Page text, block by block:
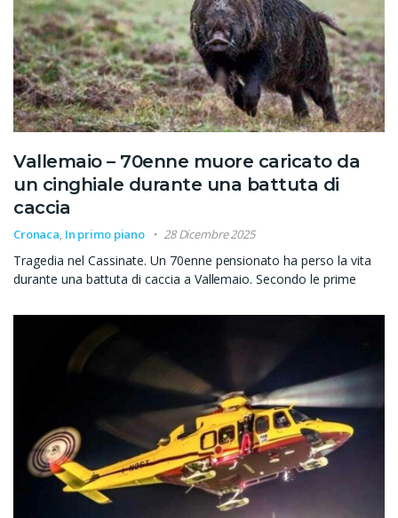
Vallemaio – 70enne muore caricato da
un cinghiale durante una battuta di
caccia
Cronaca, In primo piano 28 Dicembre 2025
Tragedia nel Cassinate. Un 70enne pensionato ha perso la vita
durante una battuta di caccia a Vallemaio. Secondo le prime